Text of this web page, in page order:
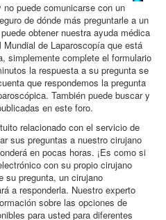
puede comunicarse con un
de dónde más preguntarle a un
obtener nuestra ayuda médica
de Laparoscopía que está
simplemente complete el formulario
la respuesta a su pregunta se
que respondemos la pregunta
También puede buscar y
en este foro.
relacionado con el servicio de
sus preguntas a nuestro cirujano
en pocas horas. ¡Es como si
con su propio cirujano
su pregunta, un cirujano
a responderla. Nuestro experto
sobre las opciones de
para usted para diferentes